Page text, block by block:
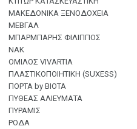
ΜΑΚΕΔΟΝΙΚΑ ΞΕΝΟΔΟΧΕΙΑ
ΜΕΒΓΑΛ
ΜΠΑΡΜΠΑΡΗΣ ΦΙΛΙΠΠΟΣ
ΝΑΚ
ΟΜΙΛΟΣ VIVARTIA
ΠΛΑΣΤΙΚΟΠΟΙΗΤΙΚΗ (SUXESS)
ΠΟΡΤΑ by BIOTA
ΠΥΘΕΑΣ ΑΛΙΕΥΜΑΤΑ
ΠΥΡΑΜΙΣ
ΡΟΔΑ